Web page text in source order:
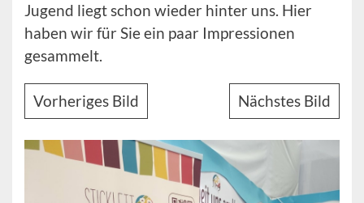
Jugend liegt schon wieder hinter uns. Hier
haben wir für Sie ein paar Impressionen
gesammelt.
Vorheriges Bild Nächstes Bild